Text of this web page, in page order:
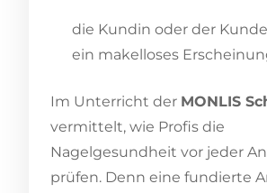
die Kundin oder der
ein makelloses
Im Unterricht der MONLIS
vermittelt, wie Profis die
Nagelgesundheit vor jeder
prüfen. Denn eine fundierte